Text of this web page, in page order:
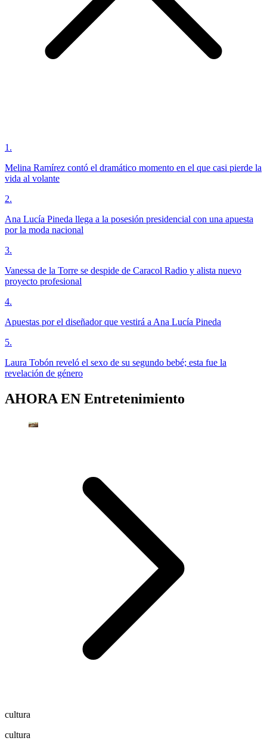
1 .
Melina Ramírez contó el dramático momento en el que casi pierde la
vida al volante
2.
Ana Lucía Pineda llega a la posesión presidencial con una apuesta
por la moda nacional
3.
Vanessa de la Torre se despide de Caracol Radio y alista nuevo
proyecto profesional
4.
Apuestas por el diseñador que vestirá a Ana Lucía Pineda
5.
Laura Tobón reveló el sexo de su segundo bebé; esta fue la
revelación de género
AHORA EN Entretenimiento
cultura
cultura